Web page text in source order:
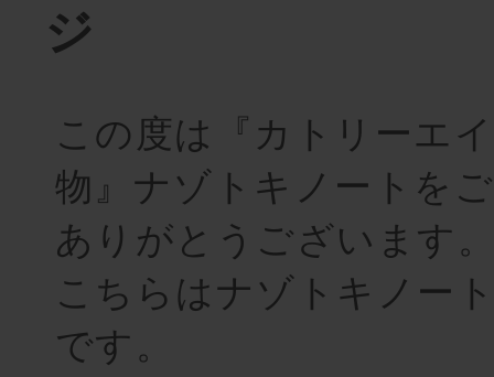
ジ
この度は『カトリーエ
物』ナゾトキノートを
ありがとうございます
こちらはナゾトキノー
です。